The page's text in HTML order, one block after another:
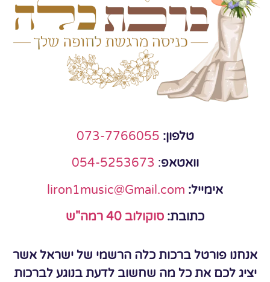
טלפון: 073-7766055
וואטאפ:
054-5253673
אימייל: liron1music@Gmail.com
כתובת: סוקולוב 40 רמה"ש
אנחנו פורטל ברכות כלה הרשמי של ישראל אשר
יציג לכם את כל מה שחשוב לדעת בנוגע לברכות